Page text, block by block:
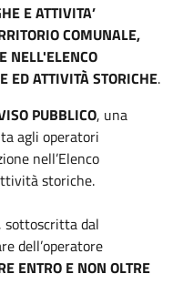
E ATTIVITA’
COMUNALE,
NELL'ELENCO
ED ATTIVITÀ STORICHE.
PUBBLICO, una
agli operatori
nell’Elenco
storiche.
sottoscritta dal
dell’operatore
ENTRO E NON OLTRE